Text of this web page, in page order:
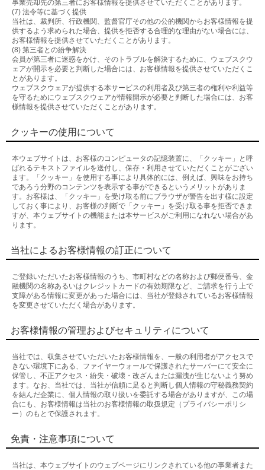
事業売却先の第三者にお客様情報を提供させていただくことがあります。
(7) 法令等に基づく提供
当社は、裁判所、行政機関、監督官庁その他の公的機関からお客様情報を提
供するよう求められた場合、提供を拒否する合理的な理由がない場合には、
お客様情報を提供させていただくことがあります。
(8) 第三者との紛争解決
会員が第三者に迷惑をかけ、そのトラブルを解決するために、ウェブスクウ
ェアが開示を必要と判断した場合には、お客様情報を提供させていただくこ
とがあります。
ウェブスクウェアが提供する本サービスの利用者及び第三者の権利や利益等
を守るためにウェブスクウェアが情報開示が必要と判断した場合には、お客
様情報を提供させていただくことがあります。
クッキーの使用について
本ウェブサイトは、お客様のコンピュータの記憶装置に、「クッキー」と呼
ばれるテキストファイルを送付し、保存・利用させていただくことがござい
ます。「クッキー」を使用する事により具体的には、例えば、興味をお持ち
であろう分野のコンテンツを表示する事ができるというメリットがありま
す。お客様は、「クッキー」を受け取る前にブラウザが警告を出す様に設定
しておく事により、お客様の判断で「クッキー」を受け取る事を拒否できま
すが、本ウェブサイトの機能または本サービスがご利用になれない場合があ
ります。
当社によるお客様情報の訂正について
ご登録いただいたお客様情報のうち、市町村などの名称および郵便番号、金
融機関の名称あるいはクレジットカードの有効期限など、ご請求を行う上で
支障がある情報に変更があった場合には、当社が登録されているお客様情報
を変更させていただく場合があります。
お客様情報の管理およびセキュリティについて
当社では、収集させていただいたお客様情報を、一般の利用者がアクセスで
きない環境下にある、ファイヤーウォールで保護されたサーバーにて安全に
保管し、不正アクセス・紛失・破壊・改ざんまたは漏洩が生じないよう努め
ます。なお、当社では、当社が信頼に足ると判断し個人情報の守秘義務契約
を結んだ企業に、個人情報の取り扱いを委託する場合がありますが、この場
合にも、お客様情報は当社のお客様情報の取扱規定（プライバシーポリシ
ー）のもとで保護されます。
免責・注意事項について
当社は、本ウェブサイトのウェブページにリンクされている他の事業者また